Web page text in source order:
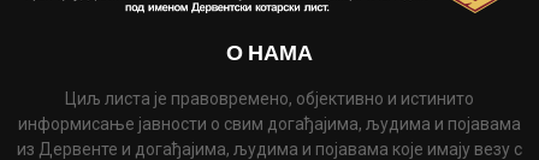
О НАМА
Циљ листа је правовремено, објективно и истинито
информисање јавности о свим догађајима, људима и појавама
из Дервенте и догађајима, људима и појавама које имају везу с